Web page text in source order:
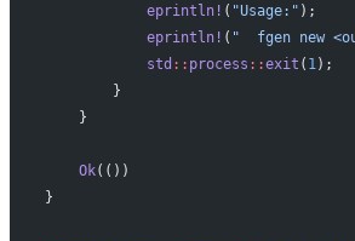
            eprintln!
( "Usage:" );
            eprintln!
( "  fgen new
            std
:: process ::exit ( 1 );
        }
    }
    Ok
(())
}